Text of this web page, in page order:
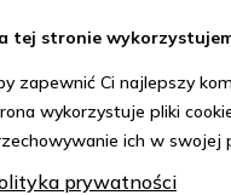
tej stronie
zapewnić Ci najlepszy
wykorzystuje pliki
ich w swojej
prywatności